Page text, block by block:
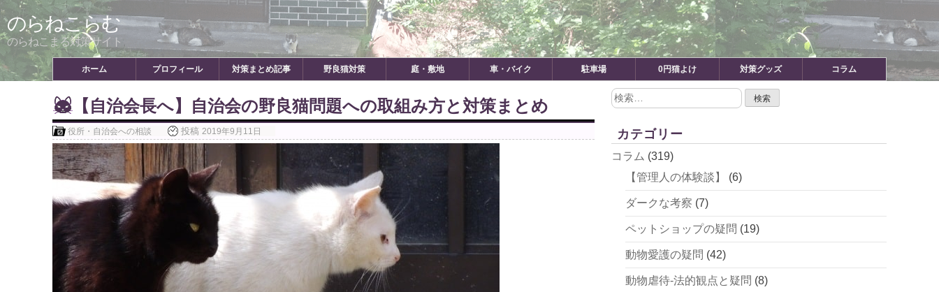
Skip
to
content
のらねこらむ
のらねこまる対策サイト
ホーム プロフィール 対策まとめ記事 野良猫対策 庭・敷地 車・バイク 駐車場 0円猫よけ 対策グッズ コラム
【自治会長へ】自治会の野良猫問題への取組み方と対策まとめ
役所・自治会への相談 投稿 2019年9月11日
検
索:
カテゴリー
コラム (319)
【管理人の体験談】
(6)
ダークな考察 (7)
ペットショップの疑問 (19)
動物愛護の疑問 (42)
動物虐待-法的観点と疑問 (8)